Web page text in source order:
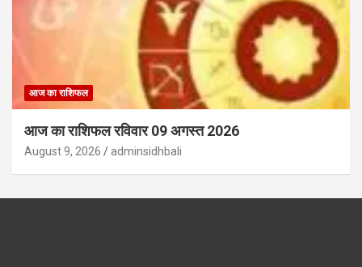
आज का राशिफल
आज का राशिफल रविवार 09 अगस्त 2026
August 9, 2026 adminsidhbali